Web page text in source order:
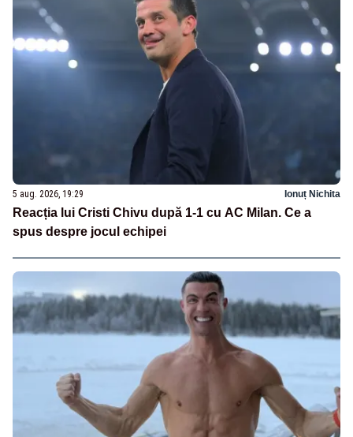
5 aug. 2026, 19:29 Ionuț Nichita
Reacția lui Cristi Chivu după 1-1 cu AC Milan. Ce a
spus despre jocul echipei